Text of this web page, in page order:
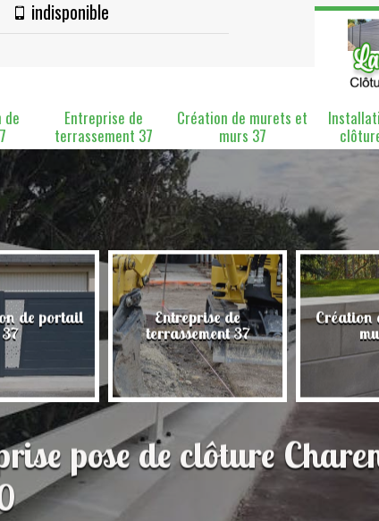
indisponible
Entreprise de
terrassement 37
Création de murets et
murs 37
de portail
37
Entreprise de
terrassement 37
Création
pose de clôture